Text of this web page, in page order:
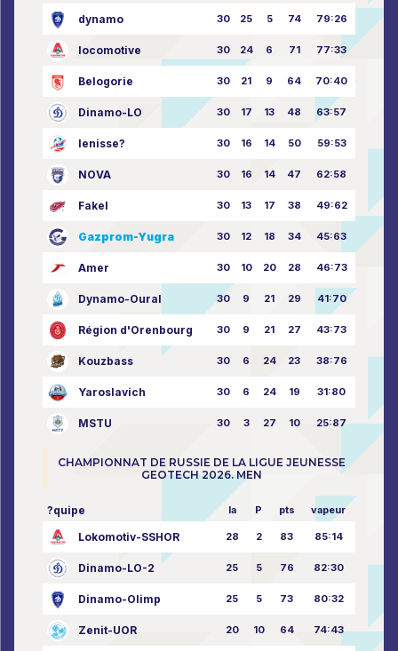
dynamo 30 25 5 74 79:26
locomotive 30 24 6 71 77:33
Belogorie 30 21 9 64 70:40
Dinamo-LO 30 17 13 48 63:57
Ienisse? 30 16 14 50 59:53
NOVA 30 16 14 47 62:58
Fakel 30 13 17 38 49:62
Gazprom-Yugra 30 12 18 34 45:63
Amer 30 10 20 28 46:73
Dynamo-Oural 30 9 21 29 41:70
Région d'Orenbourg 30 9 21 27 43:73
Kouzbass 30 6 24 23 38:76
Yaroslavich 30 6 24 19 31:80
MSTU 30 3 27 10 25:87
CHAMPIONNAT DE RUSSIE DE LA LIGUE JEUNESSE
GEOTECH 2026. MEN
?quipe la P pts vapeur
Lokomotiv-SSHOR 28 2 83 85:14
Dinamo-LO-2 25 5 76 82:30
Dinamo-Olimp 25 5 73 80:32
Zenit-UOR 20 10 64 74:43